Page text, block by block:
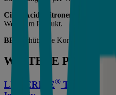
Citric Acid (Zitronensäure)
hilft
Wertes im Produkt.
BHT
schützt die Konsistenz der
WEITERE
LISTERINE® TOTAL